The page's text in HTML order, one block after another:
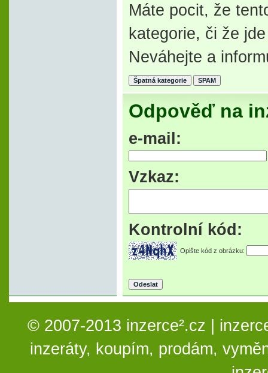
Máte pocit, že
kategorie, či že
Neváhejte a
Odpověď na
e-mail:
Vzkaz:
Kontrolní kód:
Opište kód z obrázku:
© 2007-2013 inzerce².cz |
inzeráty, koupím, prodám,